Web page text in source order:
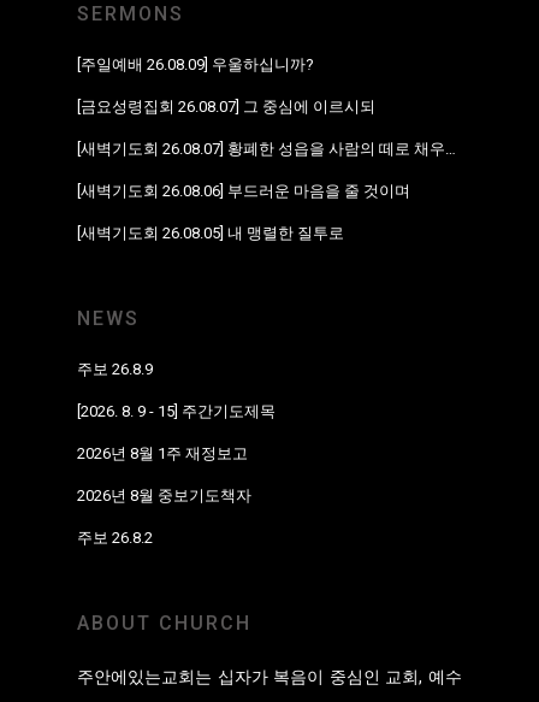
SERMONS
[주일예배 26.08.09] 우울하십니까?
[금요성령집회 26.08.07] 그 중심에 이르시되
[새벽기도회 26.08.06] 부드러운 마음을 줄 것이며
[새벽기도회 26.08.05] 내 맹렬한 질투로
NEWS
주보 26.8.9
[2026. 8. 9 - 15] 주간기도제목
2026년 8월 1주 재정보고
2026년 8월 중보기도책자
주보 26.8.2
ABOUT CHURCH
주안에있는교회는 십자가 복음이 중심인 교회, 예수